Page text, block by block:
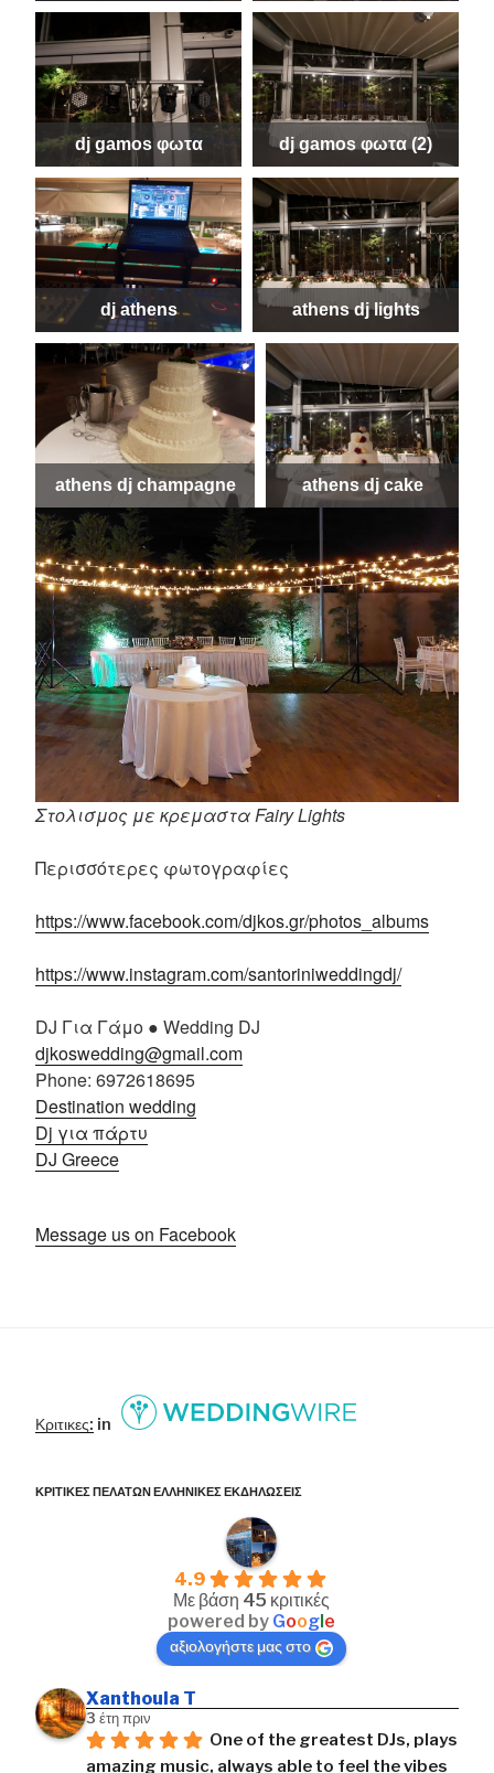
dj gamos φωτα dj gamos φωτα (2)
dj athens athens dj lights
athens dj champagne athens dj cake
Στολισμος με κρεμαστα Fairy Lights
Περισσότερες φωτογραφίες
https://www.facebook.com/djkos.gr/photos_albums
https://www.instagram.com/santoriniweddingdj/
DJ Για Γάμο ● Wedding DJ
djkoswedding@gmail.com
Phone: 6972618695
Destination wedding
Dj για πάρτυ
DJ Greece
Message us on Facebook
Κριτικες: in
ΚΡΙΤΙΚΕΣ ΠΕΛΑΤΩΝ ΕΛΛΗΝΙΚΕΣ ΕΚΔΗΛΩΣΕΙΣ
4.9
Με βάση 45 κριτικές
powered by Goog e
αξιολογήστε μας στο
Xanthoula T
3 έτη πριν
One of the greatest DJs, plays
amazing music, always able to feel the vibes